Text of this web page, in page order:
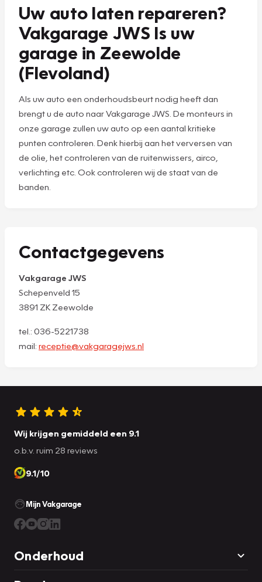
Uw auto laten repareren?
Vakgarage JWS Is uw
garage in Zeewolde
(Flevoland)
Als uw auto een onderhoudsbeurt nodig heeft dan
brengt u de auto naar Vakgarage JWS. De monteurs in
onze garage zullen uw auto op een aantal kritieke
punten controleren. Denk hierbij aan het verversen van
de olie, het controleren van de ruitenwissers, airco,
verlichting etc. Ook controleren wij de staat van de
banden.
Contactgegevens
Vakgarage JWS
Schepenveld 15
3891 ZK Zeewolde
tel.: 036-5221738
mail: receptie@vakgaragejws.nl
Wij krijgen gemiddeld een 9.1
o.b.v. ruim 28 reviews
9.1/10
Mijn Vakgarage
Onderhoud